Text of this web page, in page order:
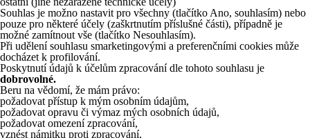
Souhlas je možno nastavit pro všechny (tlačítko Ano, souhlasím) nebo
pouze pro některé účely (zaškrtnutím příslušné části), případně je
možné zamítnout vše (tlačítko Nesouhlasím).
Při udělení souhlasu smarketingovými a preferenčními cookies může
docházet k profilování.
Poskytnutí údajů k účelům zpracování dle tohoto souhlasu je
dobrovolné.
Beru na vědomí, že mám právo:
požadovat přístup k mým osobním údajům,
požadovat opravu či výmaz mých osobních údajů,
požadovat omezení zpracování,
vznést námitku proti zpracování,